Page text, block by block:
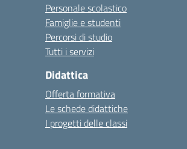
Personale scolastico
Famiglie e studenti
Percorsi di studio
Tutti i servizi
Didattica
Offerta formativa
Le schede didattiche
I progetti delle classi